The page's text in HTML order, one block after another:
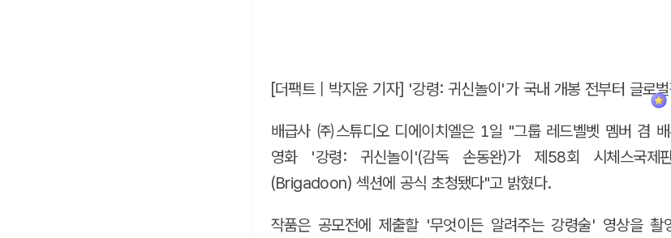
[더팩트｜박지윤 기자] '강령: 귀신놀이'가 국내 개봉 전부터 글로
배급사 ㈜스튜디오 디에이치엘은 1일 "그룹 레드벨벳 멤버 겸
영화 '강령: 귀신놀이'(감독 손동완)가 제58회 시체스국제판
(Brigadoon) 섹션에 공식 초청됐다"고 밝혔다.
작품은 공모전에 제출할 '무엇이든 알려주는 강령술' 영상을 촬